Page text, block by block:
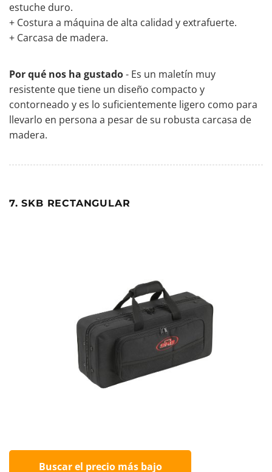
estuche duro.
+ Costura a máquina de alta calidad y extrafuerte.
+ Carcasa de madera.
Por qué nos ha gustado- Es un maletín muy
resistente que tiene un diseño compacto y
contorneado y es lo suficientemente ligero como para
llevarlo en persona a pesar de su robusta carcasa de
madera.
7. SKB RECTANGULAR
Buscar el precio más bajo